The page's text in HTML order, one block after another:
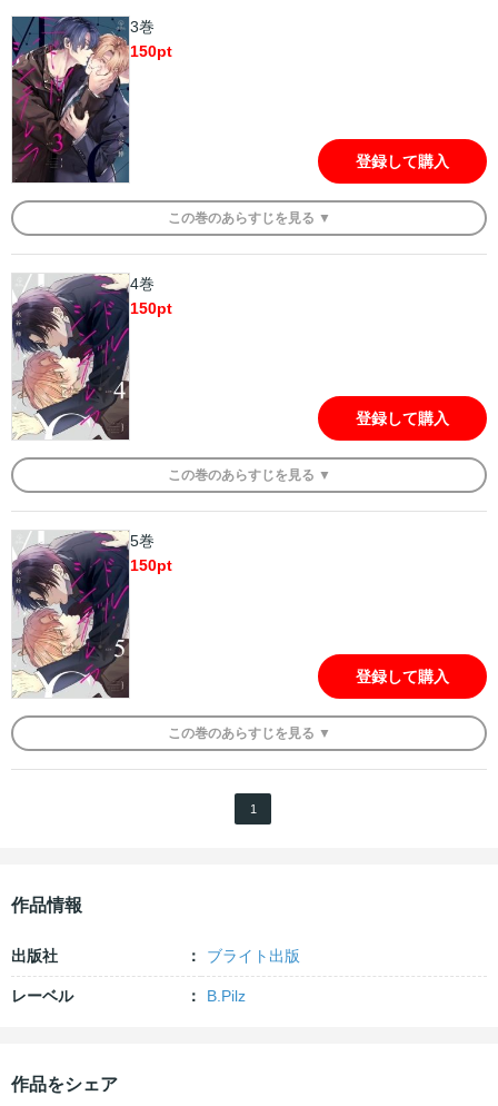
3巻
150pt
登録して購入
この巻のあらすじを 見る ▼
4巻
150pt
登録して購入
この巻のあらすじを 見る ▼
5巻
150pt
登録して購入
この巻のあらすじを 見る ▼
1
作品情報
出版社 ブライト出版
レーベル B.Pilz
作品をシェア